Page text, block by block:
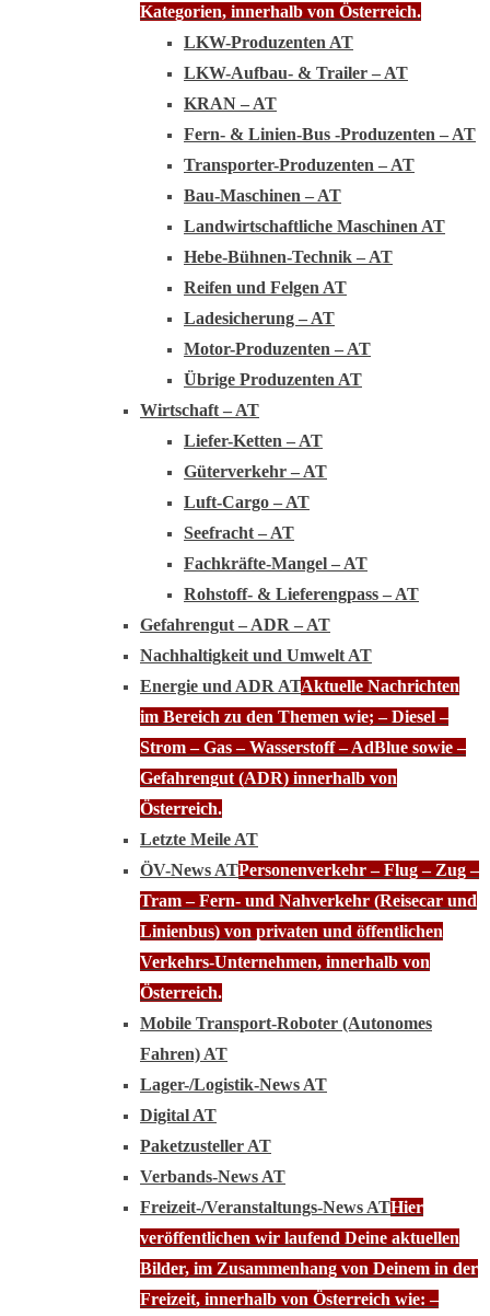
Kategorien, innerhalb von Österreich.
LKW-Produzenten AT
LKW-Aufbau- & Trailer – AT
KRAN – AT
Fern- & Linien-Bus -Produzenten – AT
Transporter-Produzenten – AT
Bau-Maschinen – AT
Landwirtschaftliche Maschinen AT
Hebe-Bühnen-Technik – AT
Reifen und Felgen AT
Ladesicherung – AT
Motor-Produzenten – AT
Übrige Produzenten AT
Wirtschaft – AT
Liefer-Ketten – AT
Güterverkehr – AT
Luft-Cargo – AT
Seefracht – AT
Fachkräfte-Mangel – AT
Rohstoff- & Lieferengpass – AT
Gefahrengut – ADR – AT
Nachhaltigkeit und Umwelt AT
Energie und ADR ATAktuelle Nachrichten
im Bereich zu den Themen wie; – Diesel –
Strom – Gas – Wasserstoff – AdBlue sowie –
Gefahrengut (ADR) innerhalb von
Österreich.
Letzte Meile AT
ÖV-News ATPersonenverkehr – Flug – Zug –
Tram – Fern- und Nahverkehr (Reisecar und
Linienbus) von privaten und öffentlichen
Verkehrs-Unternehmen, innerhalb von
Österreich.
Mobile Transport-Roboter (Autonomes
Fahren) AT
Lager-/Logistik-News AT
Digital AT
Paketzusteller AT
Verbands-News AT
Freizeit-/Veranstaltungs-News ATHier
veröffentlichen wir laufend Deine aktuellen
Bilder, im Zusammenhang von Deinem in der
Freizeit, innerhalb von Österreich wie: –